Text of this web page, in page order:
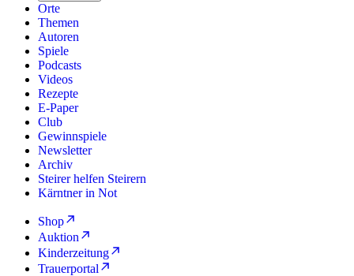
Orte
Themen
Autoren
Spiele
Podcasts
Videos
Rezepte
E-Paper
Club
Gewinnspiele
Newsletter
Archiv
Steirer helfen Steirern
Kärntner in Not
Shop
Auktion
Kinderzeitung
Trauerportal